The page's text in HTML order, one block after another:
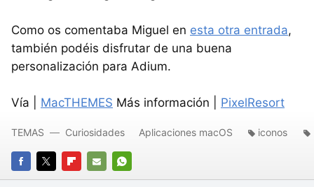
Como os comentaba Miguel en esta otra entrada,
también podéis disfrutar de una buena
personalización para Adium.
Vía | MacTHEMES Más información | PixelResort
FACEBOOK
TWITTERFLIPBOARD
E-
WHATSAPP
TEMAS Curiosidades Aplicaciones macOS iconos